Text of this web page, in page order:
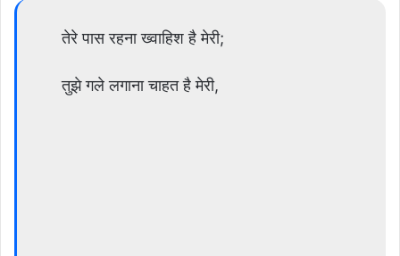
तेरे पास रहना ख्वाहिश है मेरी;
तुझे गले लगाना चाहत है मेरी,